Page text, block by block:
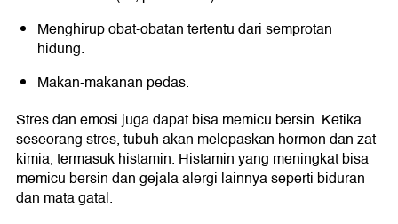
Menghirup obat-obatan tertentu dari semprotan
hidung.
Makan-makanan pedas.
Stres dan emosi juga dapat bisa memicu bersin. Ketika
seseorang stres, tubuh akan melepaskan hormon dan zat
kimia, termasuk histamin. Histamin yang meningkat bisa
memicu bersin dan gejala alergi lainnya seperti biduran
dan mata gatal.